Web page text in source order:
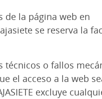
de la página web en
se reserva la
técnicos o fallos
el acceso a la web
excluye